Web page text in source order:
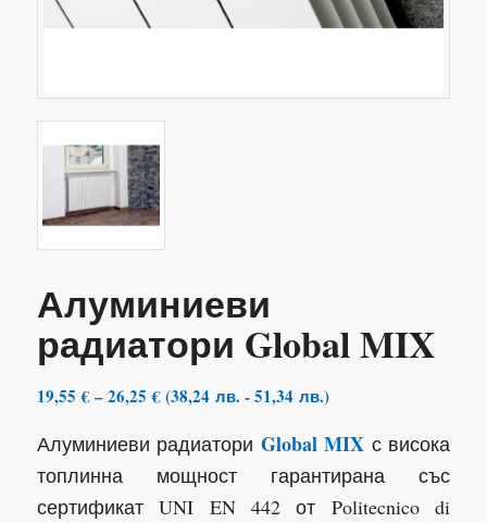
Алуминиеви
радиатори Global MIX
19,55€ – 26,25€Price
19,55 €
through
26,25 €
(38,24 лв. -51,34 лв.)
Алуминиеви радиатори Global MIX с висока
топлинна мощност гарантирана със
сертификат UNI EN 442 от Politecnico di